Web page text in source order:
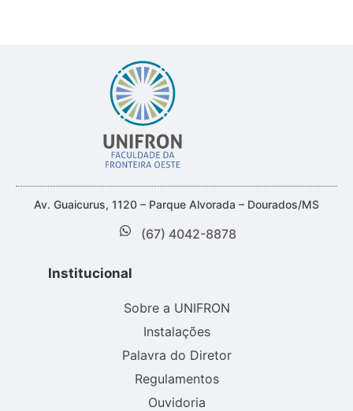
Av. Guaicurus, 1120 – Parque Alvorada – Dourados/MS
(67) 4042-8878
Institucional
Sobre a UNIFRON
Instalações
Palavra do Diretor
Regulamentos
Ouvidoria